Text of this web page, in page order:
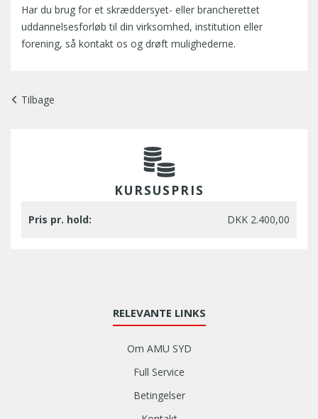
Har du brug for et skræddersyet- eller brancherettet
uddannelsesforløb til din virksomhed, institution eller
forening, så kontakt os og drøft mulighederne.
Tilbage
KURSUSPRIS
Pris pr. hold: DKK 2.400,00
RELEVANTE LINKS
Om AMU SYD
Full Service
Betingelser